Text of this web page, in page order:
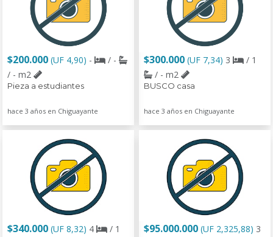
$200.000 (UF 4,90) -
/ -
/ - m2
Pieza a estudiantes
hace 3 años en Chiguayante
$300.000 (UF 7,34) 3
/ 1
/ - m2
BUSCO casa
hace 3 años en Chiguayante
$340.000 (UF 8,32) 4
/ 1
$95.000.000 (UF 2,325,88) 3